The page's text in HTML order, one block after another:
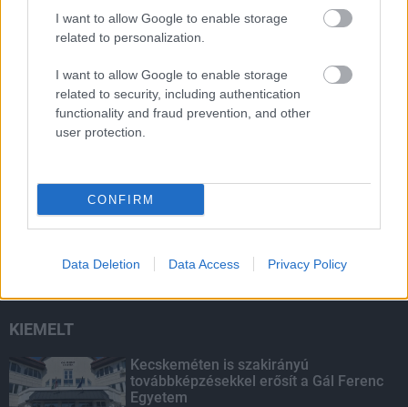
I want to allow Google to enable storage
related to personalization.
I want to allow Google to enable storage
related to security, including authentication
functionality and fraud prevention, and other
user protection.
CONFIRM
Data Deletion Data Access Privacy Policy
Fontos a postaládákba költöző
széncinegék védelme
Paks II.: Mit jelent az 5. blokk új
mérföldköve a felülvizsgálat
árnyékában?
Amire többmillióan vártunk: szombattól
másodfokúra csökken a riasztás
KIEMELT
Kecskeméten is szakirányú
továbbképzésekkel erősít a Gál Ferenc
Egyetem